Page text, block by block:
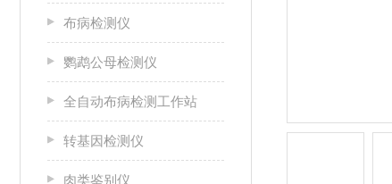
布病检测仪
鹦鹉公母检测仪
全自动布病检测工作站
转基因检测仪
肉类鉴别仪